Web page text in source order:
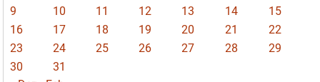
9
10 11 12 13 14
15
16
17 18 19 20 21
22
23
24 25 26 27 28
29
30
31